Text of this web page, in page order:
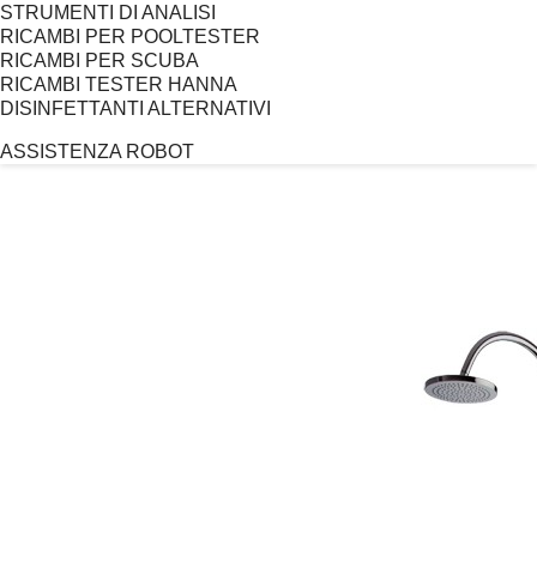
STRUMENTI DI ANALISI
RICAMBI PER POOLTESTER
RICAMBI PER SCUBA
RICAMBI TESTER HANNA
DISINFETTANTI ALTERNATIVI
ASSISTENZA ROBOT